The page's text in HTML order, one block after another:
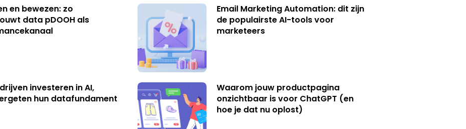
en bewezen: zo
data pDOOH als
Email Marketing Automation: dit zijn
de populairste AI-tools voor
marketeers
investeren in AI,
hun datafundament
Waarom jouw productpagina
onzichtbaar is voor ChatGPT (en
hoe je dat nu oplost)